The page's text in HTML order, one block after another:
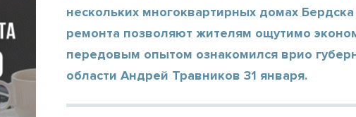
нескольких многоквартирных домах Бердска
ремонта позволяют жителям ощутимо
передовым опытом ознакомился врио
области Андрей Травников 31 января.